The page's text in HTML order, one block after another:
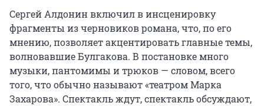
Сергей Алдонин включил в инсценировку
фрагменты из черновиков романа, что, по его
мнению, позволяет акцентировать главные темы,
волновавшие Булгакова. В постановке много
музыки, пантомимы и трюков — словом, всего
того, что обычно называют «театром Марка
Захарова». Спектакль ждут, спектакль обсуждают,